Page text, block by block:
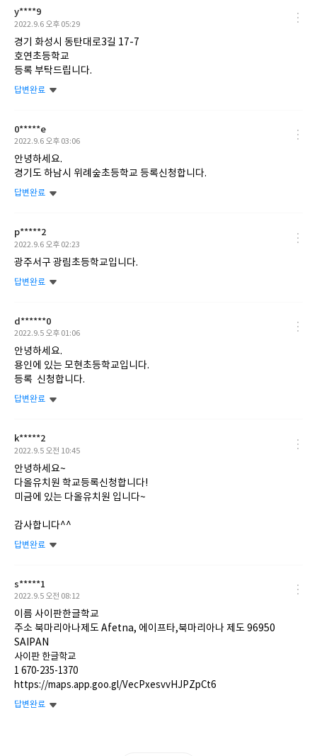
y****9
작
일
2022.9.6 오후 05:29
경기 화성시 동탄대로3길 17-7
호연초등학교
등록 부탁드립니다.
답변완료
0*****e
작
일
2022.9.6 오후 03:06
안녕하세요.
경기도 하남시 위례숲초등학교 등록신청합니다.
답변완료
p*****2
작
일
2022.9.6 오후 02:23
광주서구 광림초등학교입니다.
답변완료
d******0
작
일
2022.9.5 오후 01:06
안녕하세요.
용인에 있는 모현초등학교입니다.
등록 신청합니다.
답변완료
k*****2
작
일
2022.9.5 오전 10:45
안녕하세요~
다올유치원 학교등록신청합니다!
미금에 있는 다올유치원 입니다~
감사합니다^^
답변완료
s*****1
작
일
2022.9.5 오전 08:12
이름 사이판한글학교
주소 북마리아나제도 Afetna, 에이프타,북마리아나 제도 96950
SAIPAN
사이판 한글학교
1 670-235-1370
https://maps.app.goo.gl/VecPxesvvHJPZpCt6
답변완료